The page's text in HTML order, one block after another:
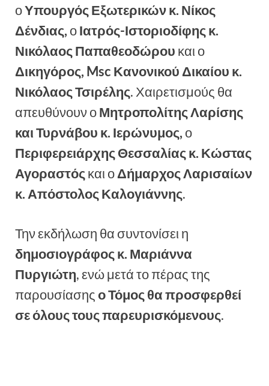
οΥπουργός Εξωτερικών κ. Νίκος
Δένδιας, οΙατρός-Ιστοριοδίφης κ.
Νικόλαος Παπαθεοδώρου και ο
Δικηγόρος, Msc Κανονικού Δικαίου κ.
Νικόλαος Τσιρέλης. Χαιρετισμούς θα
απευθύνουν οΜητροπολίτης Λαρίσης
και Τυρνάβου κ. Ιερώνυμος, ο
Περιφερειάρχης Θεσσαλίας κ. Κώστας
Αγοραστόςκαι οΔήμαρχος Λαρισαίων
κ. Απόστολος Καλογιάννης.
Την εκδήλωση θα συντονίσει η
δημοσιογράφος κ. Μαριάννα
Πυργιώτη, ενώ μετά το πέρας της
παρουσίασης ο Τόμος θα προσφερθεί
σε όλους τους παρευρισκόμενους.